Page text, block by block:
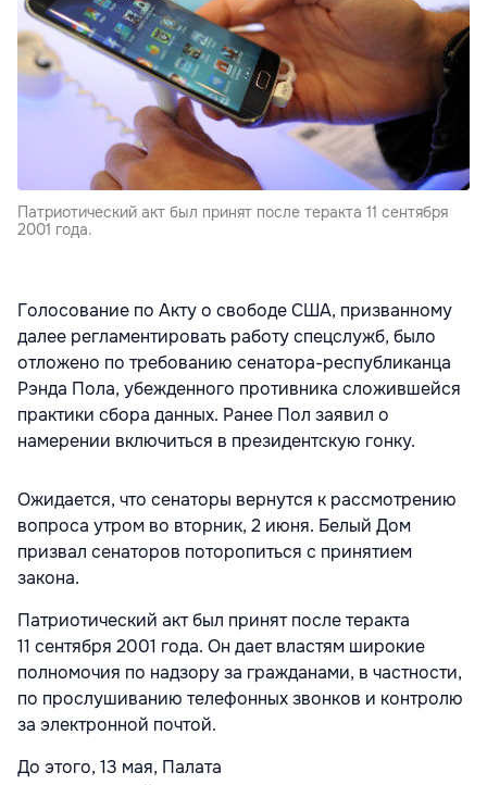
Патриотический акт был принят после теракта 11 сентября
2001 года.
Голосование по Акту о свободе США, призванному
далее регламентировать работу спецслужб, было
отложено по требованию сенатора-республиканца
Рэнда Пола, убежденного противника сложившейся
практики сбора данных. Ранее Пол заявил о
намерении включиться в президентскую гонку.
Ожидается, что сенаторы вернутся к рассмотрению
вопроса утром во вторник, 2 июня. Белый Дом
призвал сенаторов поторопиться с принятием
закона.
Патриотический акт был принят после теракта
11 сентября 2001 года. Он дает властям широкие
полномочия по надзору за гражданами, в частности,
по прослушиванию телефонных звонков и контролю
за электронной почтой.
До этого, 13 мая, Палата